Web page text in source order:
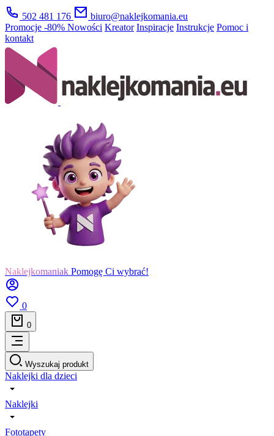
502 481 176
biuro@naklejkomania.eu
Promocje -80% Nowości Kreator Inspiracje Instrukcje Pomoc i
kontakt
Naklejkomaniak Pomogę Ci wybrać!
0
0
Wyszukaj produkt
Naklejki dla dzieci
Naklejki
Fototapety